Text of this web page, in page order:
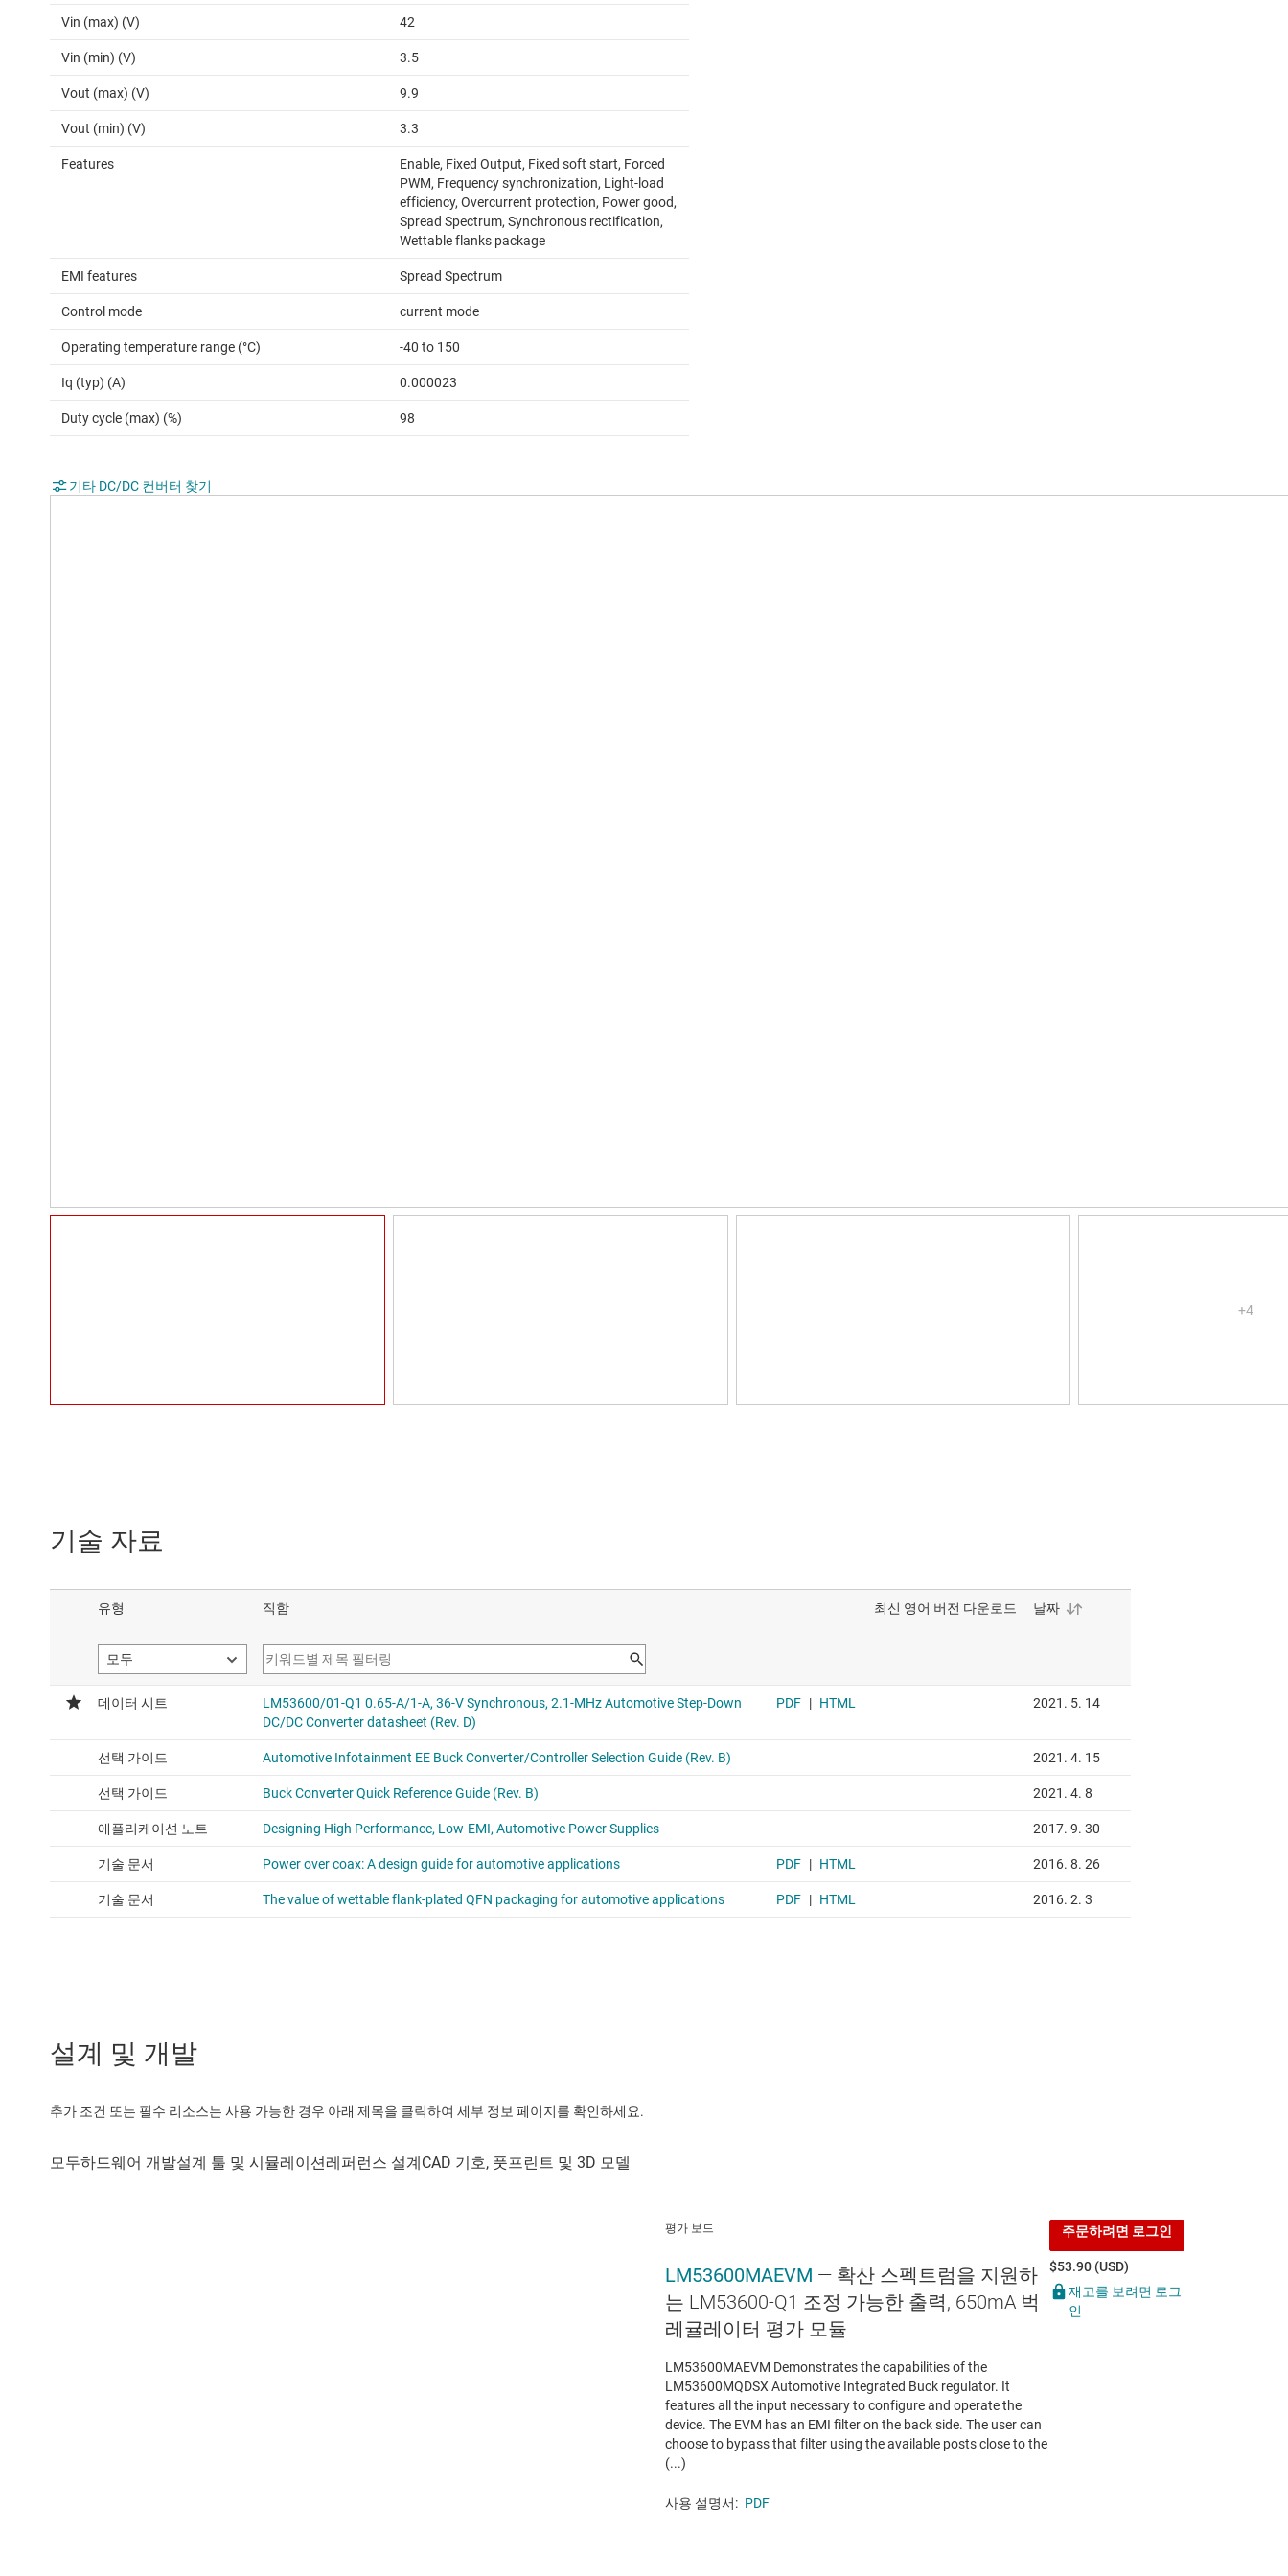
Vin (max) (V) 42
Vin (min) (V) 3.5
Vout (max) (V) 9.9
Vout (min) (V) 3.3
Features
Enable, Fixed Output, Fixed soft start, Forced
PWM, Frequency synchronization, Light-load
efficiency, Overcurrent protection, Power good,
Spread Spectrum, Synchronous rectification,
Wettable flanks package
EMI features Spread Spectrum
Control mode current mode
Operating temperature range (°C) -40 to 150
Iq (typ) (A) 0.000023
Duty cycle (max) (%) 98
기타 DC/DC 컨버터 찾기
기술 자료
설계 및 개발
추가 조건 또는 필수 리소스는 사용 가능한 경우 아래 제목을 클릭하여 세부 정보 페이지를 확인하세요.
평가 보드
LM53600MAEVM — 확산 스펙트럼을 지원하
는 LM53600-Q1 조정 가능한 출력, 650mA 벅
레귤레이터 평가 모듈
LM53600MAEVM Demonstrates the capabilities of the
LM53600MQDSX Automotive Integrated Buck regulator. It
features all the input necessary to configure and operate the
device. The EVM has an EMI filter on the back side. The user can
choose to bypass that filter using the available posts close to the
(...)
사용 설명서: PDF
주문하려면 로그인
$53.90 (USD)
재고를 보려면 로그
인